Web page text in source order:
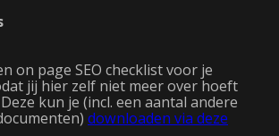
on page SEO checklist voor je
jij hier zelf niet meer over hoeft
kun je (incl. een aantal andere
downloaden via deze